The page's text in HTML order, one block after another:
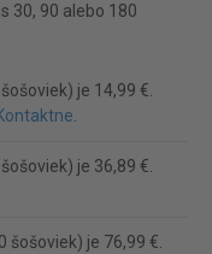
30, 90 alebo 180
je 14,99 €.
.
je 36,89 €.
šošoviek) je 76,99 €.